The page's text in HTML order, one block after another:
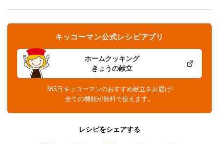
ホームクッキング
きょうの献立
キッコーマン公式レシピアプリ
365日キッコーマンのおすすめ献立をお届け!
全ての機能が無料で使えます。
レシピをシェアする